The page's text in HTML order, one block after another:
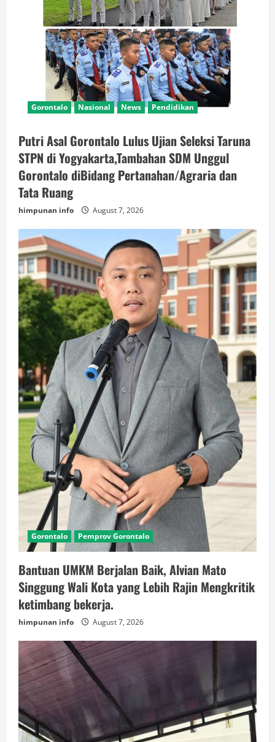
Gorontalo Nasional News Pendidikan
Putri Asal Gorontalo Lulus Ujian Seleksi Taruna
STPN di Yogyakarta,Tambahan SDM Unggul
Gorontalo diBidang Pertanahan/Agraria dan
Tata Ruang
himpunan info August 7, 2026
Gorontalo Pemprov Gorontalo
Bantuan UMKM Berjalan Baik, Alvian Mato
Singgung Wali Kota yang Lebih Rajin Mengkritik
ketimbang bekerja.
himpunan info August 7, 2026